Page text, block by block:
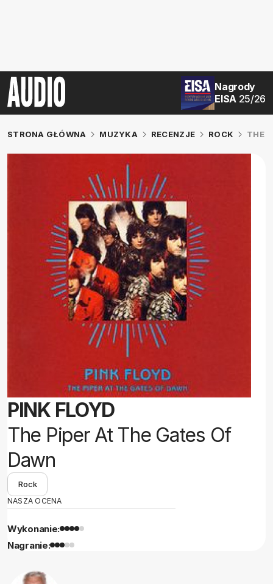
Nagrody
EISA 25/26
STRONA GŁÓWNA MUZYKA RECENZJE ROCK THE
PINK FLOYD
The Piper At The Gates Of
Dawn
Rock
NASZA OCENA
Wykonanie:
Nagranie: